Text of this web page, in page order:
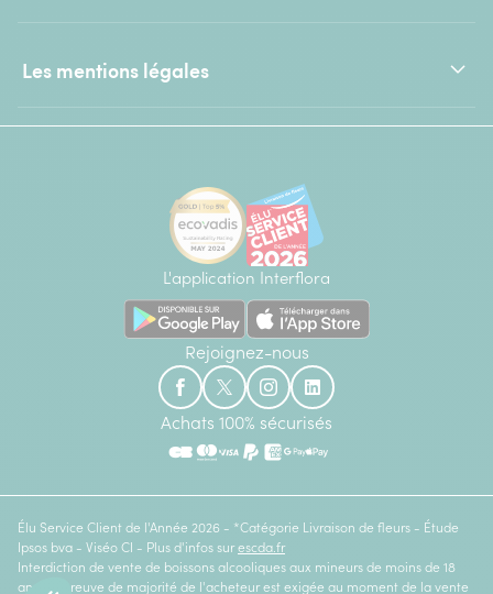
Les mentions légales
L'application Interflora
Rejoignez-nous
Achats 100% sécurisés
Élu Service Client de l'Année 2026 - *Catégorie Livraison de fleurs - Étude
Ipsos bva - Viséo CI - Plus d'infos sur escda.fr
Interdiction de vente de boissons alcooliques aux mineurs de moins de 18
ans. La preuve de majorité de l'acheteur est exigée au moment de la vente